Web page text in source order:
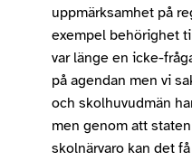
uppmärksamhet på
exempel behörighet
var länge en icke-
på agendan men vi
och skolhuvudmän
men genom att
skolnärvaro kan det